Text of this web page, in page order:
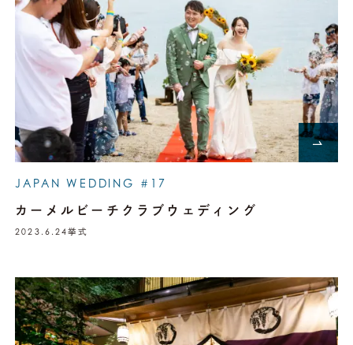
JAPAN WEDDING #17
カーメルビーチクラブウェディング
2023.6.24挙式